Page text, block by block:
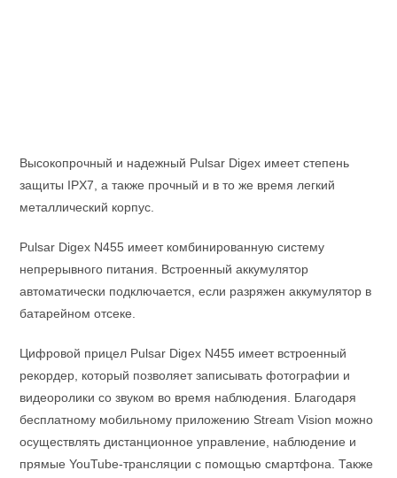
Высокопрочный и надежный Pulsar Digex имеет степень
защиты IPX7, а также прочный и в то же время легкий
металлический корпус.
Pulsar Digex N455 имеет комбинированную систему
непрерывного питания. Встроенный аккумулятор
автоматически подключается, если разряжен аккумулятор в
батарейном отсеке.
Цифровой прицел Pulsar Digex N455 имеет встроенный
рекордер, который позволяет записывать фотографии и
видеоролики со звуком во время наблюдения. Благодаря
бесплатному мобильному приложению Stream Vision можно
осуществлять дистанционное управление, наблюдение и
прямые YouTube-трансляции с помощью смартфона. Также